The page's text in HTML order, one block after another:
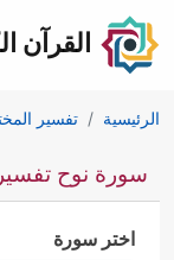
القرآن
الرئيسية تفسير
سورة نوح تفسير
اختر سورة